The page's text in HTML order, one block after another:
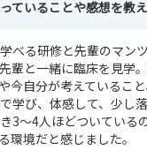
いることや感想を教え
べる研修と先輩のマン
輩と一緒に臨床を見学
今自分が考えているこ
学び、体感して、少し
3～4人ほどついている
環境だと感じました。